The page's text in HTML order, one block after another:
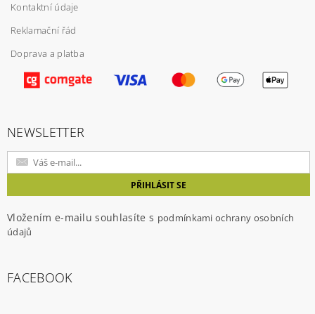
Vložením hodnocení souhlasíte spodmínkami
ochrany osobních údajů
Kontaktní údaje
Reklamační řád
Doprava a platba
NEWSLETTER
Vložením e-mailu souhlasíte s podmínkami ochrany osobních
údajů
FACEBOOK